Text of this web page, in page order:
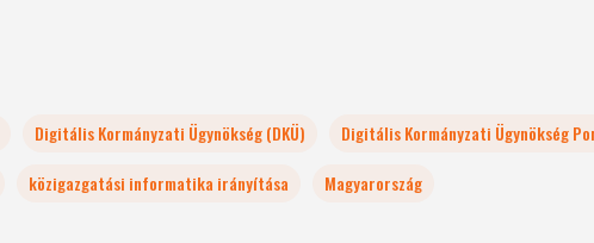
Digitális Kormányzati Ügynökség (DKÜ) Digitális Kormányzati Ügynökség
közigazgatási informatika irányítása Magyarország